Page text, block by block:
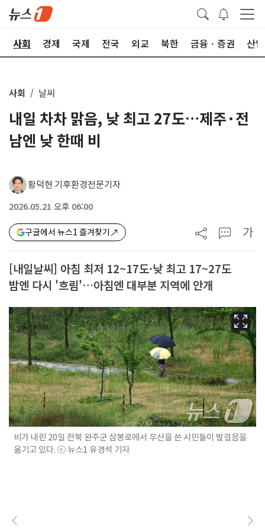
사회 경제 국제 전국 외교 북한 금융ㆍ증권 산업
사회 날씨
내일 차차 맑음, 낮 최고 27도…제주·전
남엔 낮 한때 비
황덕현 기후환경전문기자
2026.05.21 오후 06:00
구글에서 뉴스1 즐겨찾기 가
[내일날씨] 아침 최저 12~17도·낮 최고 17~27도
밤엔 다시 '흐림'…아침엔 대부분 지역에 안개
비가 내린 20일 전북 완주군 삼봉로에서 우산을 쓴 시민들이 발걸음을
옮기고 있다. ⓒ 뉴스1 유경석 기자